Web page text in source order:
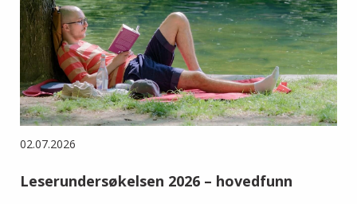
02.07.2026
Leserundersøkelsen 2026 – hovedfunn